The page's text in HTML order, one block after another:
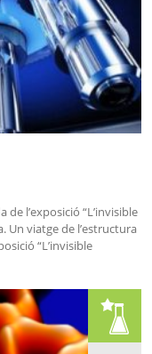
l’exposició “L’invisible
Un viatge de l’estructura
“L’invisible